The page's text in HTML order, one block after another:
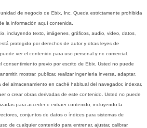
de negocio de Ebix, Inc. Queda estrictamente prohibida
la información aquí contenida.
incluyendo texto, imágenes, gráficos, audio, video, datos,
protegido por derechos de autor y otras leyes de
ver el contenido para uso personal y no comercial.
consentimiento previo por escrito de Ebix. Usted no puede
mostrar, publicar, realizar ingeniería inversa, adaptar,
del almacenamiento en caché habitual del navegador, indexar,
o crear obras derivadas de este contenido. Usted no puede
para acceder o extraer contenido, incluyendo la
conjuntos de datos o índices para sistemas de
de cualquier contenido para entrenar, ajustar, calibrar,